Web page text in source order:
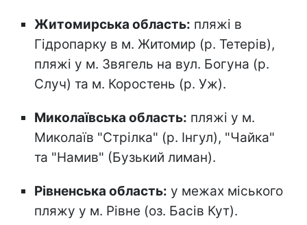
Житомирська область: пляжі в
Гідропарку в м. Житомир (р. Тетерів),
пляжі у м. Звягель на вул. Богуна (р.
Случ) та м. Коростень (р. Уж).
Миколаївська область: пляжі у м.
Миколаїв "Стрілка" (р. Інгул), "Чайка"
та "Намив" (Бузький лиман).
Рівненська область: у межах міського
пляжу у м. Рівне (оз. Басів Кут).